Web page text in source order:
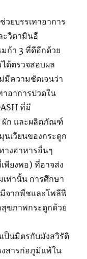
ยบรรเทาอาการ
ะวิตามินอี
ก้า 3 ที่ดีอีกด้วย
ด้ตรวจสอบผล
มีความชัดเจนว่า
อาการปวดใน
ที่มี
ผัก และผลิตภัณฑ์
เวียนของกระดูก
างอาหารอื่นๆ
พียงพอ) ที่อาจส่ง
ท่านั้น การศึกษา
จากพืชและโพลีฟี
ขภาพกระดูกด้วย
ป็นมิตรกับมังสวิรัติ
สารก่อภูมิแพ้ใน